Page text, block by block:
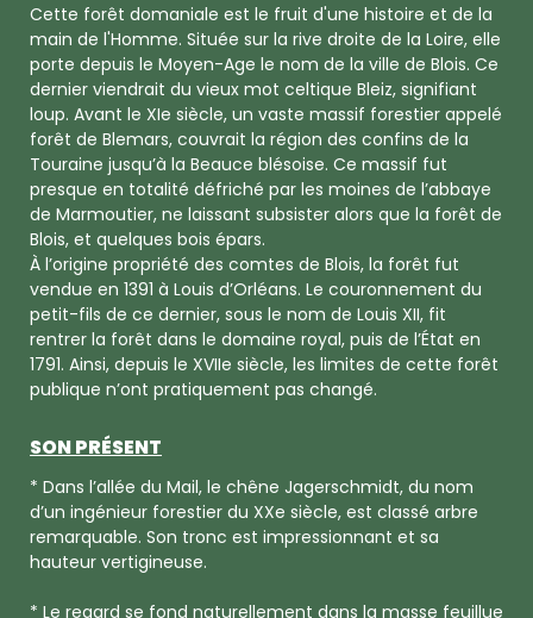
Cette forêt domaniale est le fruit d'une histoire et de la
main de l'Homme. Située sur la rive droite de la Loire, elle
porte depuis le Moyen-Age le nom de la ville de Blois. Ce
dernier viendrait du vieux mot celtique Bleiz, signifiant
loup. Avant le XIe siècle, un vaste massif forestier appelé
forêt de Blemars, couvrait la région des confins de la
Touraine jusqu’à la Beauce blésoise. Ce massif fut
presque en totalité défriché par les moines de l’abbaye
de Marmoutier, ne laissant subsister alors que la forêt de
Blois, et quelques bois épars.
À l’origine propriété des comtes de Blois, la forêt fut
vendue en 1391 à Louis d’Orléans. Le couronnement du
petit-fils de ce dernier, sous le nom de Louis XII, fit
rentrer la forêt dans le domaine royal, puis de l’État en
1791. Ainsi, depuis le XVIIe siècle, les limites de cette forêt
publique n’ont pratiquement pas changé.
SON PRÉSENT
* Dans l’allée du Mail, le chêne Jagerschmidt, du nom
d’un ingénieur forestier du XXe siècle, est classé arbre
remarquable. Son tronc est impressionnant et sa
hauteur vertigineuse.
* Le regard se fond naturellement dans la masse feuillue